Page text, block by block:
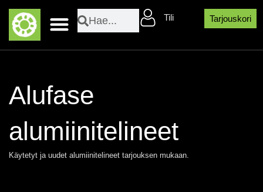
sisältöön
SearchSearch Tili Tarjouskori
Alufase
alumiinitelineet
Käytetyt ja uudet alumiinitelineet tarjouksen mukaan.